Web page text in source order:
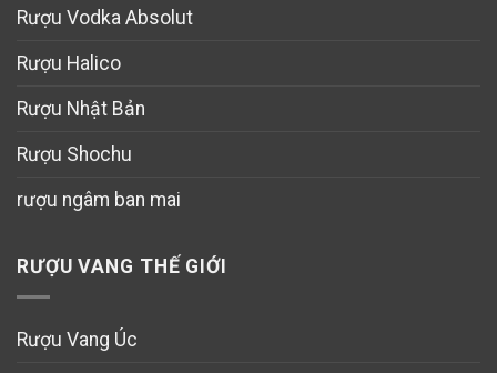
Rượu Vodka Absolut
Rượu Halico
Rượu Nhật Bản
Rượu Shochu
rượu ngâm ban mai
RƯỢU VANG THẾ GIỚI
Rượu Vang Úc